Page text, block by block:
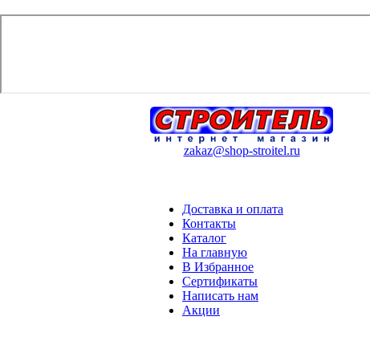
zakaz@shop-stroitel.ru
Доставка и оплата
Контакты
Каталог
На главную
В Избранное
Сертификаты
Написать нам
Акции